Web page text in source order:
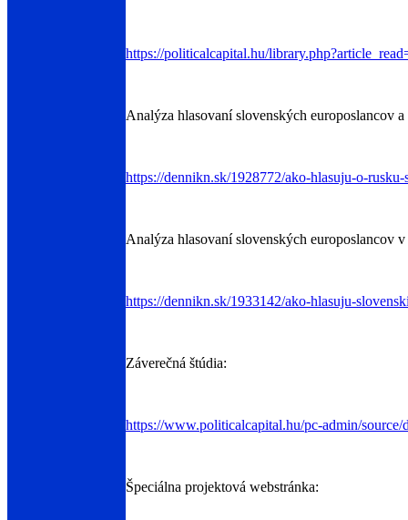
https://politicalcapital.hu/
Analýza hlasovaní slovenských europoslancov
https://dennikn.sk/1928772/ako-hlasuju-o-
Analýza hlasovaní slovenských europoslancov
https://dennikn.sk/1933142/ako-hlasuju-
Záverečná štúdia:
https://www.politicalcapital.hu/pc-admin/
Špeciálna projektová webstránka: